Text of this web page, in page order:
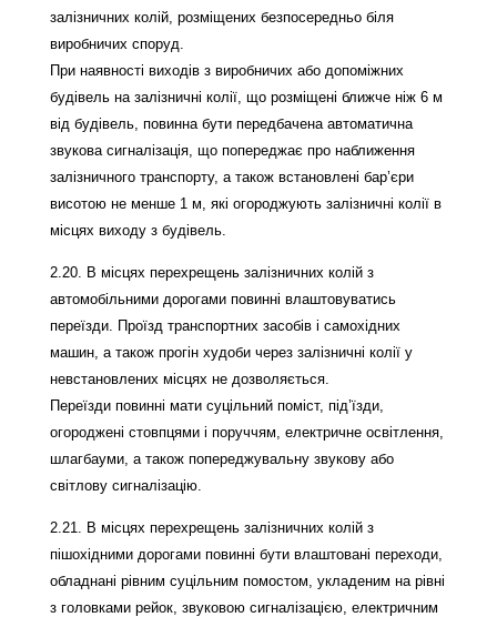
залізничних колій, розміщених безпосередньо біля
виробничих споруд.
При наявності виходів з виробничих або допоміжних
будівель на залізничні колії, що розміщені ближче ніж 6 м
від будівель, повинна бути передбачена автоматична
звукова сигналізація, що попереджає про наближення
залізничного транспорту, а також встановлені бар’єри
висотою не менше 1 м, які огороджують залізничні колії в
місцях виходу з будівель.
2.20. В місцях перехрещень залізничних колій з
автомобільними дорогами повинні влаштовуватись
переїзди. Проїзд транспортних засобів і самохідних
машин, а також прогін худоби через залізничні колії у
невстановлених місцях не дозволяється.
Переїзди повинні мати суцільний поміст, під’їзди,
огороджені стовпцями і поруччям, електричне освітлення,
шлагбауми, а також попереджувальну звукову або
світлову сигналізацію.
2.21. В місцях перехрещень залізничних колій з
пішохідними дорогами повинні бути влаштовані переходи,
обладнані рівним суцільним помостом, укладеним на рівні
з головками рейок, звуковою сигналізацією, електричним